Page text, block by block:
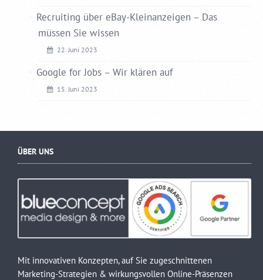
Recruiting über eBay-Kleinanzeigen – Das
müssen Sie wissen
22. Juni 2023
Google for Jobs – Wir klären auf
15. Juni 2023
ÜBER UNS
Mit innovativen Konzepten, auf Sie zugeschnittenen
Marketing-Strategien & wirkungsvollen Online-Präsenzen